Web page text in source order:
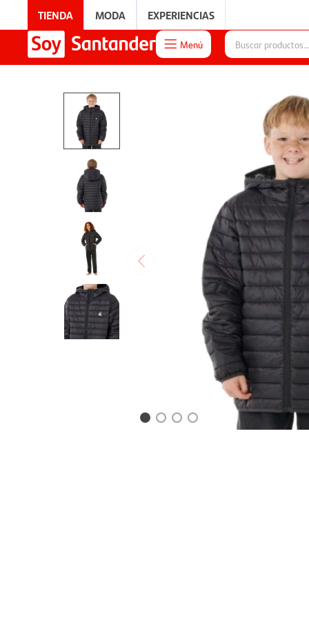
TIENDA MODA EXPERIENCIAS
 Menú